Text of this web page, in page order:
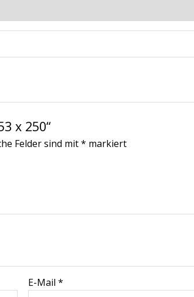
x 250“
Felder sind mit* markiert
E-Mail*